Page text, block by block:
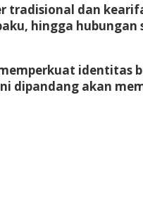
tradisional dan
hingga
identitas
dipandang akan